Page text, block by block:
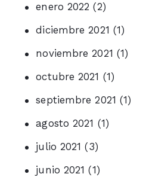
enero 2022 (2)
diciembre 2021 (1)
noviembre 2021 (1)
octubre 2021 (1)
septiembre 2021 (1)
agosto 2021 (1)
julio 2021 (3)
junio 2021 (1)